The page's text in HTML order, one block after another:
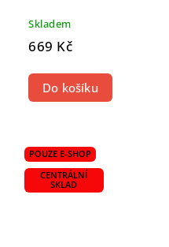
Skladem
669 Kč
Do košíku
POUZE E-SHOP
CENTRÁLNÍ
SKLAD